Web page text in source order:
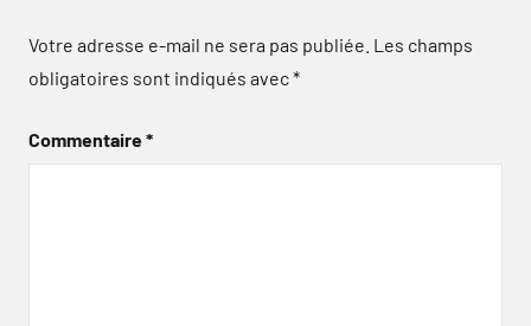
Votre adresse e-mail ne sera pas publiée. Les champs
obligatoires sont indiqués avec*
Commentaire*